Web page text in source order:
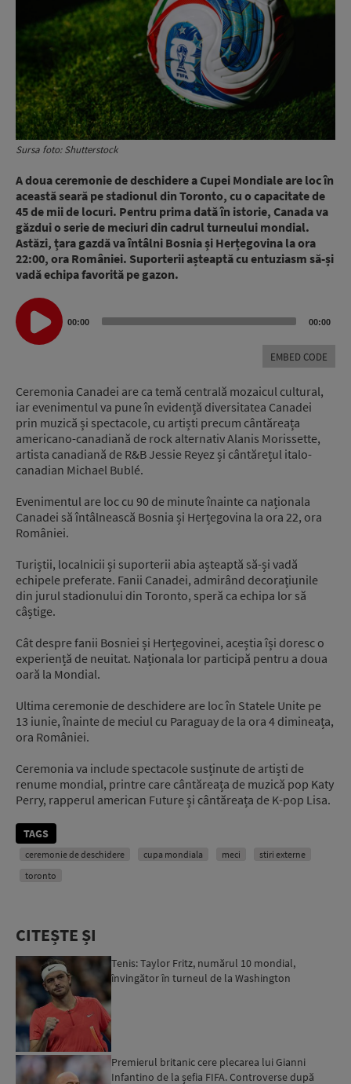
Sursa foto: Shutterstock
A doua ceremonie de deschidere a Cupei Mondiale are loc în
această seară pe stadionul din Toronto, cu o capacitate de
45 de mii de locuri. Pentru prima dată în istorie, Canada va
găzdui o serie de meciuri din cadrul turneului mondial.
Astăzi, țara gazdă va întâlni Bosnia și Herțegovina la ora
22:00, ora României. Suporterii așteaptă cu entuziasm să-și
vadă echipa favorită pe gazon.
Audio
Player
00:00 00:00
EMBED CODE
Ceremonia Canadei are ca temă centrală mozaicul cultural,
iar evenimentul va pune în evidență diversitatea Canadei
prin muzică și spectacole, cu artiști precum cântăreața
americano-canadiană de rock alternativ Alanis Morissette,
artista canadiană de R&B Jessie Reyez și cântărețul italo-
canadian Michael Bublé.
Evenimentul are loc cu 90 de minute înainte ca naționala
Canadei să întâlnească Bosnia și Herțegovina la ora 22, ora
României.
Turiștii, localnicii și suporterii abia așteaptă să-și vadă
echipele preferate. Fanii Canadei, admirând decorațiunile
din jurul stadionului din Toronto, speră ca echipa lor să
câștige.
Cât despre fanii Bosniei și Herțegovinei, aceștia își doresc o
experiență de neuitat. Naționala lor participă pentru a doua
oară la Mondial.
Ultima ceremonie de deschidere are loc în Statele Unite pe
13 iunie, înainte de meciul cu Paraguay de la ora 4 dimineața,
ora României.
Ceremonia va include spectacole susținute de artiști de
renume mondial, printre care cântăreața de muzică pop Katy
Perry, rapperul american Future și cântăreața de K-pop Lisa.
TAGS
ceremonie de deschidere cupa mondiala meci
stiri externe
toronto
CITEȘTE ȘI
Tenis: Taylor Fritz, numărul 10 mondial,
învingător în turneul de la Washington
Premierul britanic cere plecarea lui Gianni
Infantino de la șefia FIFA. Controverse după